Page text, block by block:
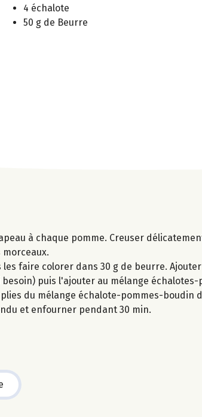
4 échalote
50 g de Beurre
à chaque pomme. Creuser
faire colorer dans 30 g de beurre.
puis l'ajouter au mélange échalotes-
du mélange échalote-pommes-boudin
et enfourner pendant 30 min.